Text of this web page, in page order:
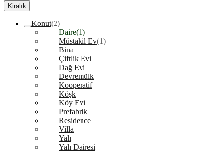
Kiralık
Konut(2)
Daire(1)
Müstakil Ev(1)
Bina
Çiftlik Evi
Dağ Evi
Devremülk
Kooperatif
Köşk
Köy Evi
Prefabrik
Residence
Villa
Yalı
Yalı Dairesi